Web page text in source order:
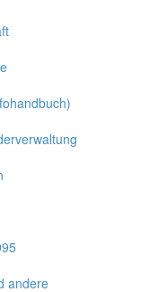
andere